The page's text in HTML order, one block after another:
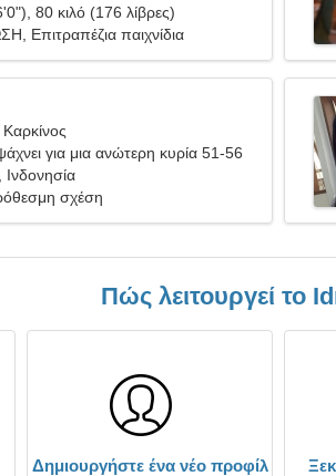
80 κιλό (176 λίβρες)
Επιτραπέζια παιχνίδια
για μια ανώτερη κυρία 51-56
σχέση
Πώς λειτουργεί το
Δημιουργήστε ένα νέο προφίλ